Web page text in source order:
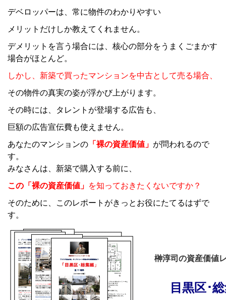
デベロッパーは、常に物件のわかりやすい
メリットだけしか教えてくれません。
デメリットを言う場合には、核心の部分をうまくごまかす
場合がほとんど。
しかし、新築で買ったマンションを中古として売る場合、
その物件の真実の姿が浮かび上がります。
その時には、タレントが登場する広告も、
巨額の広告宣伝費も使えません。
あなたのマンションの 「裸の資産価値」 が問われるので
す。
みなさんは、新築で購入する前に、
この「裸の資産価値」 を知っておきたくないですか？
そのために、このレポートがきっとお役にたてるはずで
す。
榊淳司の資産価値
目黒区･